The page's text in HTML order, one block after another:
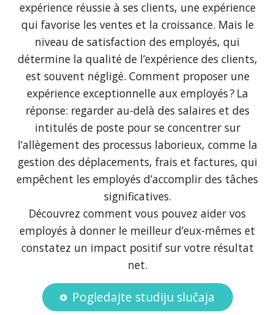
expérience réussie à ses clients, une expérience
qui favorise les ventes et la croissance. Mais le
niveau de satisfaction des employés, qui
détermine la qualité de l’expérience des clients,
est souvent négligé. Comment proposer une
expérience exceptionnelle aux employés ? La
réponse: regarder au-delà des salaires et des
intitulés de poste pour se concentrer sur
l’allègement des processus laborieux, comme la
gestion des déplacements, frais et factures, qui
empêchent les employés d’accomplir des tâches
significatives.
Découvrez comment vous pouvez aider vos
employés à donner le meilleur d’eux-mêmes et
constatez un impact positif sur votre résultat
net.
Pogledajte studiju slučaja